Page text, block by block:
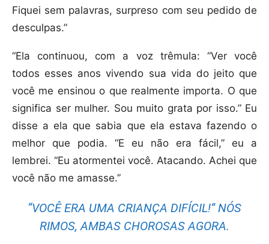
Fiquei sem palavras, surpreso com seu pedido de
desculpas.”
“Ela continuou, com a voz trêmula: “Ver você
todos esses anos vivendo sua vida do jeito que
você me ensinou o que realmente importa. O que
significa ser mulher. Sou muito grata por isso.” Eu
disse a ela que sabia que ela estava fazendo o
melhor que podia. “E eu não era fácil,” eu a
lembrei. “Eu atormentei você. Atacando. Achei que
você não me amasse.”
“VOCÊ ERA UMA CRIANÇA DIFÍCIL!” NÓS
RIMOS, AMBAS CHOROSAS AGORA.